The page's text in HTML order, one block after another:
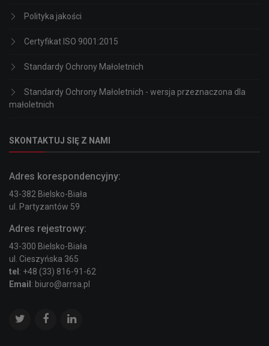
Polityka jakości
Certyfikat ISO 9001:2015
Standardy Ochrony Małoletnich
Standardy Ochrony Małoletnich - wersja przeznaczona dla
małoletnich
SKONTAKTUJ SIĘ Z NAMI
Adres korespondencyjny:
43-382 Bielsko-Biała
ul. Partyzantów 59
Adres rejestrowy:
43-300 Bielsko-Biała
ul. Cieszyńska 365
tel : +48 (33) 816-91-62
Email : biuro@arrsa.pl